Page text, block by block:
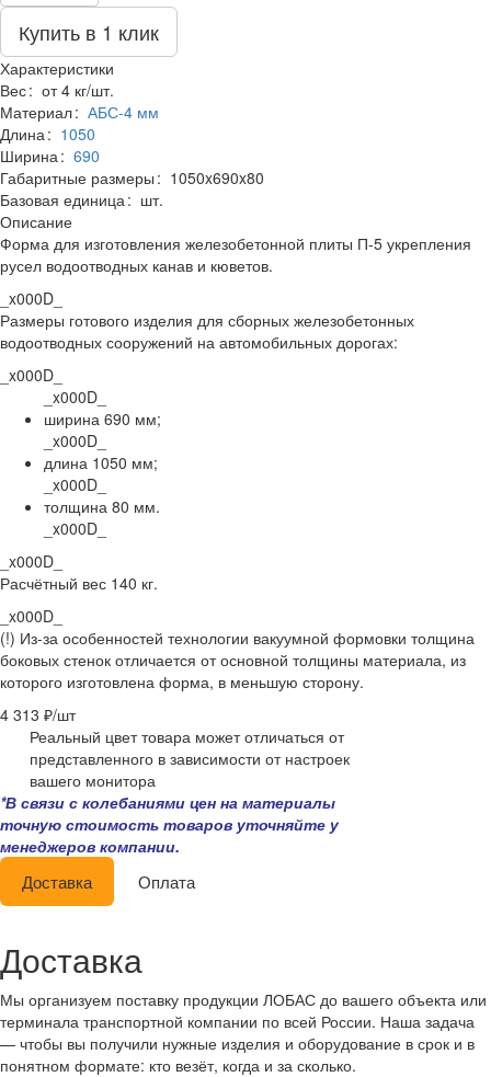
Купить в 1 клик
Характеристики
Вес: от 4 кг/шт.
Материал: АБС-4 мм
Длина: 1050
Ширина: 690
Габаритные размеры : 1050x690x80
Базовая единица: шт.
Описание
Форма для изготовления железобетонной плиты П-5 укрепления
русел водоотводных канав и кюветов.
_x000D_
Размеры готового изделия для сборных железобетонных
водоотводных сооружений на автомобильных дорогах:
_x000D_
_x000D_
ширина 690 мм;
_x000D_
длина 1050 мм;
_x000D_
толщина 80 мм.
_x000D_
_x000D_
Расчётный вес 140 кг.
_x000D_
(!) Из-за особенностей технологии вакуумной формовки толщина
боковых стенок отличается от основной толщины материала, из
которого изготовлена форма, в меньшую сторону.
4 313 ₽/шт
Реальный цвет товара может отличаться от
представленного в зависимости от настроек
вашего монитора
*В связи с колебаниями цен на материалы
точную стоимость товаров уточняйте у
менеджеров компании.
Доставка Оплата
Доставка
Мы организуем поставку продукции ЛОБАС до вашего объекта или
терминала транспортной компании по всей России. Наша задача
— чтобы вы получили нужные изделия и оборудование в срок и в
понятном формате: кто везёт, когда и за сколько.